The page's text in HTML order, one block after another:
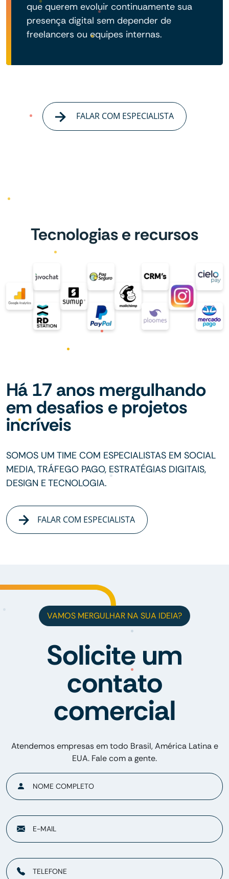
que querem evoluir continuamente sua
presença digital sem depender de
freelancers ou equipes internas.
FALAR COM ESPECIALISTA
Tecnologias e recursos
Há 17 anos mergulhando
em desafios e projetos
incríveis
SOMOS UM TIME COM ESPECIALISTAS EM SOCIAL
MEDIA, TRÁFEGO PAGO, ESTRATÉGIAS DIGITAIS,
DESIGN E TECNOLOGIA.
FALAR COM ESPECIALISTA
VAMOS MERGULHAR NA SUA IDEIA?
Solicite um
contato
comercial
Atendemos empresas em todo Brasil, América Latina e
EUA. Fale com a gente.
NOME COMPLETO
E-MAIL
TELEFONE